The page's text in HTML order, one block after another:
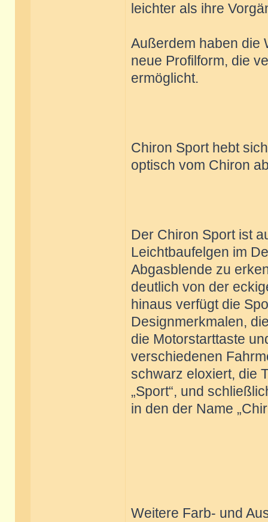
leichter als ihre
Außerdem haben die
neue Profilform, die
ermöglicht.
Chiron Sport hebt
optisch vom Chiron
Der Chiron Sport ist
Leichtbaufelgen im
Abgasblende zu
deutlich von der
hinaus verfügt die
Designmerkmalen,
die Motorstarttaste
verschiedenen
schwarz eloxiert, die
„Sport“, und
in den der Name
Weitere Farb- und